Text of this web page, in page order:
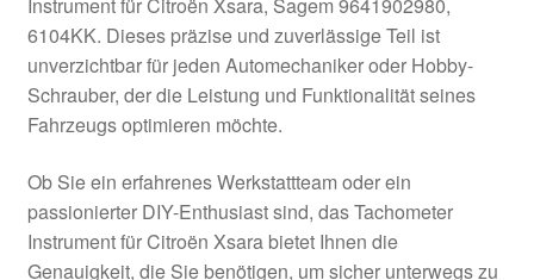
Kasse
Kontakt
Mein Konto
6104KK. Dieses präzise und zuverlässige Teil ist
unverzichtbar für jeden Automechaniker oder Hobby-
Schrauber, der die Leistung und Funktionalität seines
Fahrzeugs optimieren möchte.
Ob Sie ein erfahrenes Werkstattteam oder ein
passionierter DIY-Enthusiast sind, das Tachometer
Instrument für Citroën Xsara bietet Ihnen die
Genauigkeit, die Sie benötigen, um sicher unterwegs zu